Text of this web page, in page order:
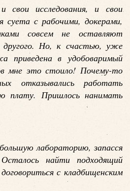
свои исследования, и свои
суета с рабочими, докерами,
совсем не оставляют
другого. Но, к счастью, уже
приведена в удобоваримый
мне это стоило! Почему-то
отказывались работать
плату. Пришлось нанимать
лабораторию, запасся
найти подходящий
с кладбищенским